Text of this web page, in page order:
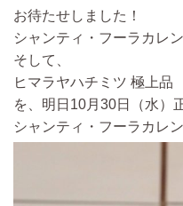
お待たせしました！
シャンティ・フーラカレ
そして、
ヒマラヤハチミツ 極上品
を、明日10月30日（水）
シャンティ・フーラカレ